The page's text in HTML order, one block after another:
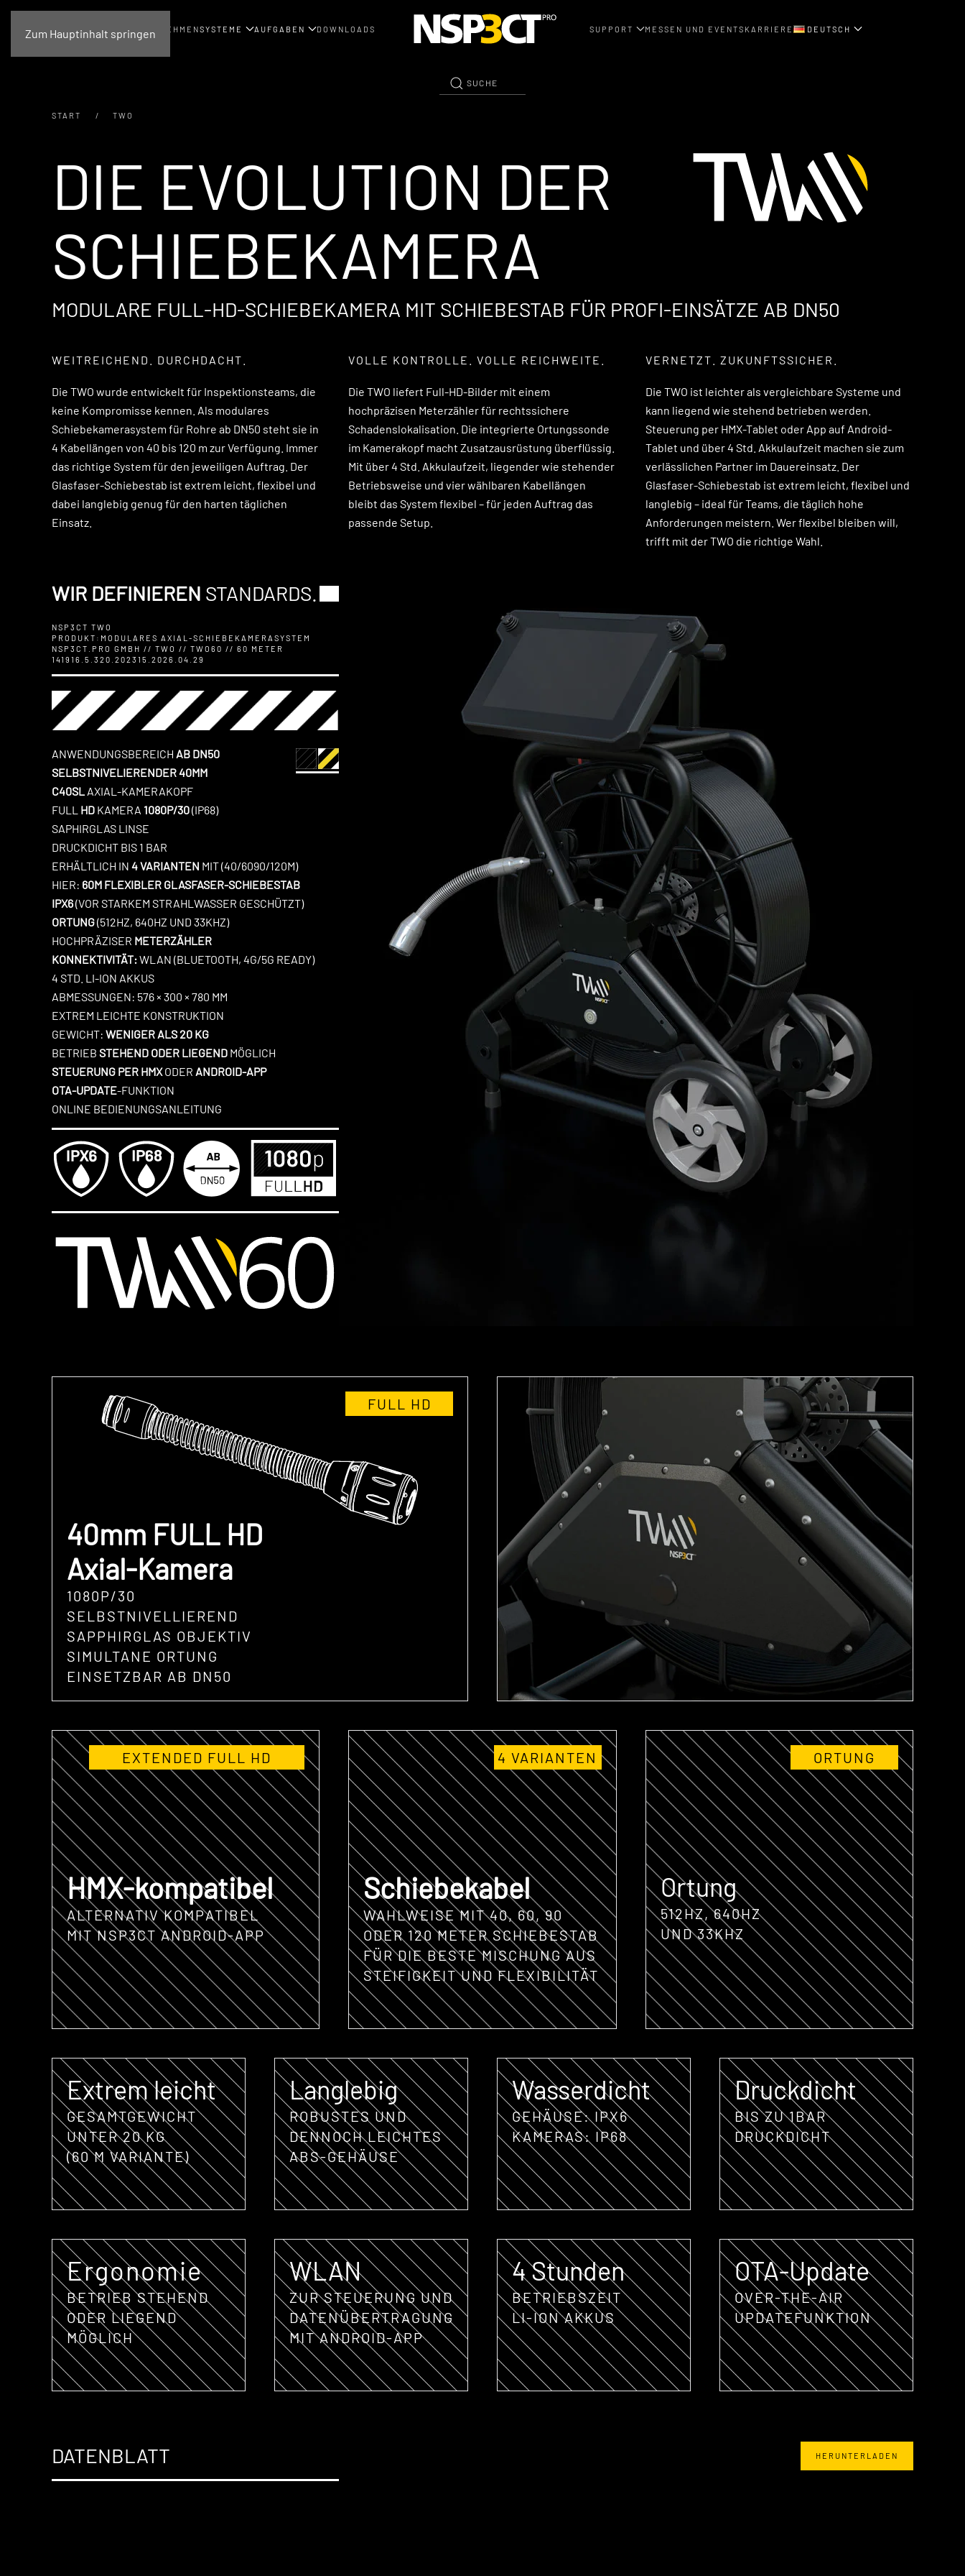
Zum Hauptinhalt springenUNTERNEHMENSYSTEME AUFGABEN DOWNLOADS SUPPORT MESSEN UND EVENTS KARRIERE DEUTSCH
START TWO
DIE EVOLUTION DER
SCHIEBEKAMERA
MODULARE FULL-HD-SCHIEBEKAMERA MIT SCHIEBESTAB FÜR PROFI-EINSÄTZE AB DN50
WEITREICHEND. DURCHDACHT.
Die TWO wurde entwickelt für Inspektionsteams, die
keine Kompromisse kennen. Als modulares
Schiebekamerasystem für Rohre ab DN50 steht sie in
4 Kabellängen von 40 bis 120 m zur Verfügung. Immer
das richtige System für den jeweiligen Auftrag. Der
Glasfaser-Schiebestab ist extrem leicht, flexibel und
dabei langlebig genug für den harten täglichen
Einsatz.
VOLLE KONTROLLE. VOLLE REICHWEITE.
Die TWO liefert Full-HD-Bilder mit einem
hochpräzisen Meterzähler für rechtssichere
Schadenslokalisation. Die integrierte Ortungssonde
im Kamerakopf macht Zusatzausrüstung überflüssig.
Mit über 4 Std. Akkulaufzeit, liegender wie stehender
Betriebsweise und vier wählbaren Kabellängen
bleibt das System flexibel – für jeden Auftrag das
passende Setup.
VERNETZT. ZUKUNFTSSICHER.
Die TWO ist leichter als vergleichbare Systeme und
kann liegend wie stehend betrieben werden.
Steuerung per HMX-Tablet oder App auf Android-
Tablet und über 4 Std. Akkulaufzeit machen sie zum
verlässlichen Partner im Dauereinsatz. Der
Glasfaser-Schiebestab ist extrem leicht, flexibel und
langlebig – ideal für Teams, die täglich hohe
Anforderungen meistern. Wer flexibel bleiben will,
trifft mit der TWO die richtige Wahl.
WIR DEFINIEREN STANDARDS.
NSP3CT TWO
PRODUKT:MODULARES AXIAL-SCHIEBEKAMERASYSTEM
NSP3CT.PRO GMBH // TWO // TWO60 // 60 METER
141916.5.320.202315.2026.04.29
ANWENDUNGSBEREICH AB DN50
SELBSTNIVELIERENDER 40MM
C40SL AXIAL-KAMERAKOPF
FULL HD KAMERA 1080P/30(IP68)
SAPHIRGLAS LINSE
DRUCKDICHT BIS 1 BAR
ERHÄLTLICH IN 4 VARIANTEN MIT (40/6090/120M)
HIER: 60M FLEXIBLER GLASFASER-SCHIEBESTAB
IPX6(VOR STARKEM STRAHLWASSER GESCHÜTZT)
ORTUNG(512HZ, 640HZ UND 33KHZ)
HOCHPRÄZISER METERZÄHLER
KONNEKTIVITÄT:WLAN (BLUETOOTH, 4G/5G READY)
4 STD. LI-ION AKKUS
ABMESSUNGEN: 576 × 300 × 780 MM
EXTREM LEICHTE KONSTRUKTION
GEWICHT: WENIGER ALS 20 KG
BETRIEB STEHEND ODER LIEGEND MÖGLICH
STEUERUNG PER HMXODER ANDROID-APP
OTA-UPDATE-FUNKTION
ONLINE BEDIENUNGSANLEITUNG
FULL HD
40mm FULL HD
Axial-Kamera
1080P/30
SELBSTNIVELLIEREND
SAPPHIRGLAS OBJEKTIV
SIMULTANE ORTUNG
EINSETZBAR AB DN50
EXTENDED FULL HD
HMX-kompatibel
ALTERNATIV KOMPATIBEL
MIT NSP3CT ANDROID-APP
4 VARIANTEN
Schiebekabel
WAHLWEISE MIT 40, 60, 90
ODER 120 METER SCHIEBESTAB
FÜR DIE BESTE MISCHUNG AUS
STEIFIGKEIT UND FLEXIBILITÄT
ORTUNG
Ortung
512HZ, 640HZ
UND 33KHZ
Extrem leicht
GESAMTGEWICHT
UNTER 20 KG
(60 M VARIANTE)
Langlebig
ROBUSTES UND
DENNOCH LEICHTES
ABS-GEHÄUSE
Wasserdicht
GEHÄUSE: IPX6
KAMERAS: IP68
Druckdicht
BIS ZU 1BAR
DRUCKDICHT
Ergonomie
BETRIEB STEHEND
ODER LIEGEND
MÖGLICH
WLAN
ZUR STEUERUNG UND
DATENÜBERTRAGUNG
MIT ANDROID-APP
4 Stunden
BETRIEBSZEIT
LI-ION AKKUS
OTA-Update
OVER-THE-AIR
UPDATEFUNKTION
DATENBLATT HERUNTERLADEN